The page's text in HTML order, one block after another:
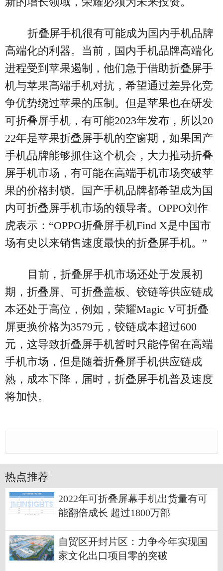
折叠屏手机很有可能成为国内手机品牌
高端化的利器。当前，国内手机品牌高端化
进程受到苹果遏制，他们急于借助折叠屏手
机与苹果高端手机对抗，希望通过差异化竞
争优势绕过苹果的压制。但是苹果也在研发
可折叠屏手机，有可能2023年发布，所以20
22年是苹果折叠屏手机的空窗期，如果国产
手机品牌能够抓住这个机会，大力推动折叠
屏手机市场，有可能在高端手机市场突破苹
果的价格封锁。国产手机品牌都希望成为国
内可折叠屏手机市场的领导者。OPPO刘作
虎表示：“OPPO折叠屏手机Find X是中国市
场有史以来销售速度最快的折叠屏手机。”
目前，折叠屏手机市场还处于发展初
期，折叠屏、可折叠盖板、铰链等供应链成
本还处于高位，例如，荣耀Magic V可折叠
屏更换价格为3579元，铰链成本超过600
元，这导致折叠屏手机暂时只能停留在高端
手机市场，但是随着折叠屏手机供应链成
熟，成本下降，届时，折叠屏手机普及速度
将加快。
热点推荐
2022年可折叠屏幕手机出货量有可
能翻倍成长 超过1800万部
自贸区开封片区：力争今年实现国
家文化出口项目零的突破